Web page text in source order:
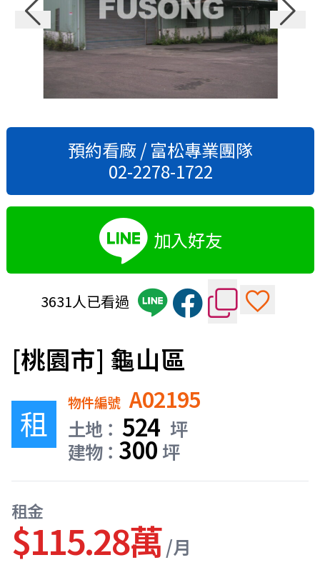
預約看廠 / 富松專業團隊
02-2278-1722
加入好友
3631人已看過
[桃園市] 龜山區
租
物件編號 A02195
土地： 524 坪
建物： 300 坪
租金
$115.28萬 /月